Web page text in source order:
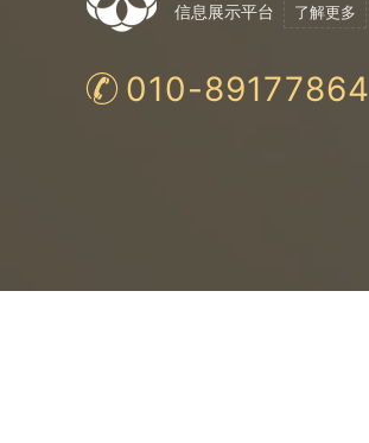
信息展示平台
了解更多
010-89177864